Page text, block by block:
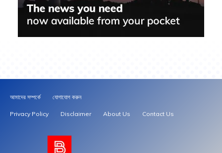
আমাদের সম্পর্কে যোগাযোগ করুন
Privacy Policy Disclaimer About Us Contact Us